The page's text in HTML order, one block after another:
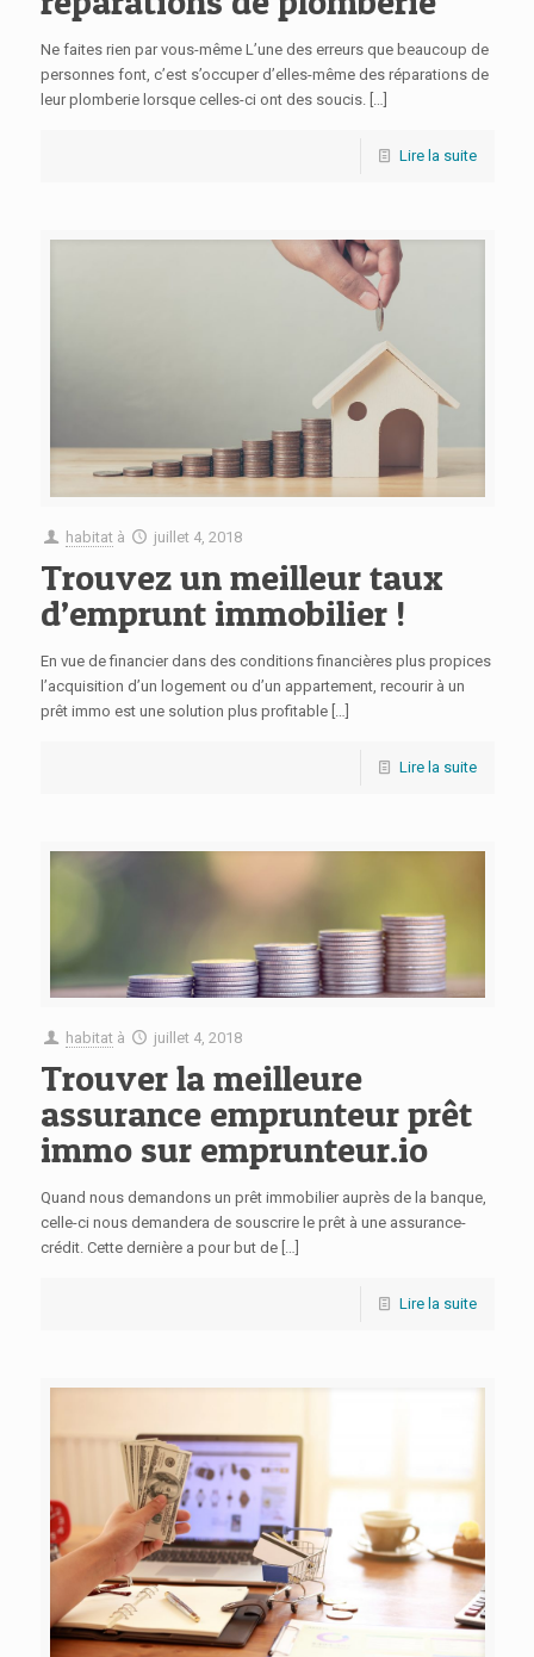
Ne faites rien par vous-même L’une des erreurs que beaucoup de
personnes font, c’est s’occuper d’elles-même des réparations de
leur plomberie lorsque celles-ci ont des soucis.[…]
Lire la suite
habitat à juillet 4, 2018
Trouvez un meilleur taux
d’emprunt immobilier !
En vue de financier dans des conditions financières plus propices
l’acquisition d’un logement ou d’un appartement, recourir à un
prêt immo est une solution plus profitable[…]
Lire la suite
habitat à juillet 4, 2018
Trouver la meilleure
assurance emprunteur prêt
immo sur emprunteur.io
Quand nous demandons un prêt immobilier auprès de la banque,
celle-ci nous demandera de souscrire le prêt à une assurance-
crédit. Cette dernière a pour but de[…]
Lire la suite